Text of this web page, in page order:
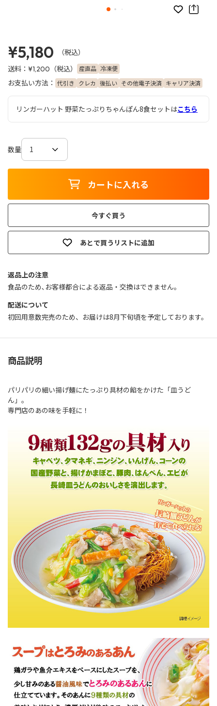
お気に入り
¥5,180
（税込）
送料： ¥1,200 （税込） 産直品 冷凍便
お支払い方法： 代引き クレカ 後払い その他電子決済 キャリア決済
リンガーハット 野菜たっぷりちゃんぽん8食セットはこちら
数量
カートに入れる
今すぐ買う
あとで買うリストに追加
返品上の注意
食品のため､お客様都合による返品・交換はできません｡
配送について
初回用意数完売のため、お届けは8月下旬頃を予定しております。
商品説明
パリパリの細い揚げ麺にたっぷり具材の餡をかけた「皿うど
ん」。
専門店のあの味を手軽に！